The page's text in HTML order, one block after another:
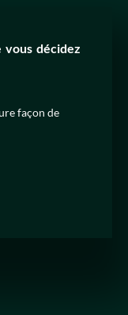
décidez
façon de